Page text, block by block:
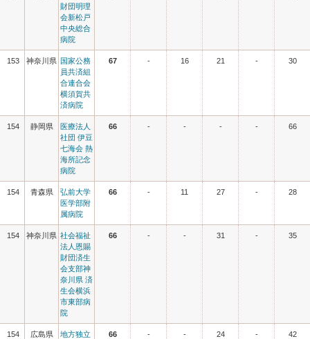
財団明理
会新松戸
中央総合
病院
153 神奈川県 国家公務
員共済組
合連合会
横須賀共
済病院
67 - 16 21 - 30
154 静岡県
医療法人
社団 伊豆
七海会 熱
海所記念
病院
66 - - - - 66
154 青森県
弘前大学
医学部附
属病院
66 - 11 27 - 28
154 神奈川県 社会福祉
法人恩賜
財団済生
会支部神
奈川県 済
生会横浜
市東部病
院
66 - - 31 - 35
154 広島県
地方独立
66 - - 24 - 42